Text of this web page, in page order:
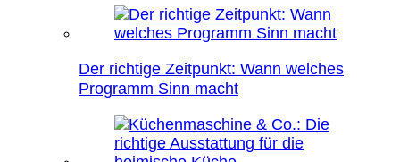
Der richtige Zeitpunkt: Wann welches
Programm Sinn macht